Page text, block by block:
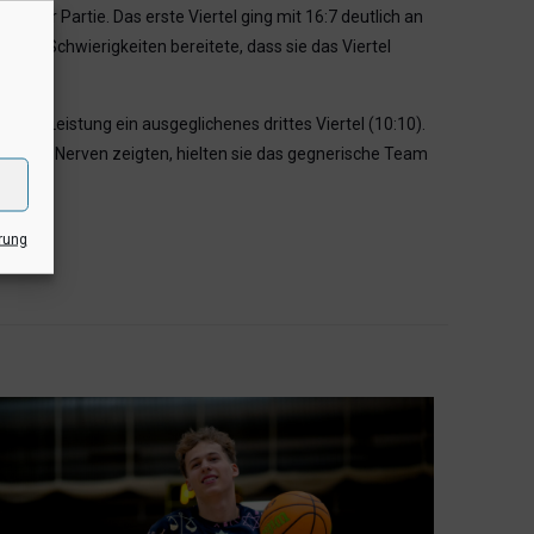
der Partie. Das erste Viertel ging mit 16:7 deutlich an
Schwierigkeiten bereitete, dass sie das Viertel
Leistung ein ausgeglichenes drittes Viertel (10:10).
Nerven zeigten, hielten sie das gegnerische Team